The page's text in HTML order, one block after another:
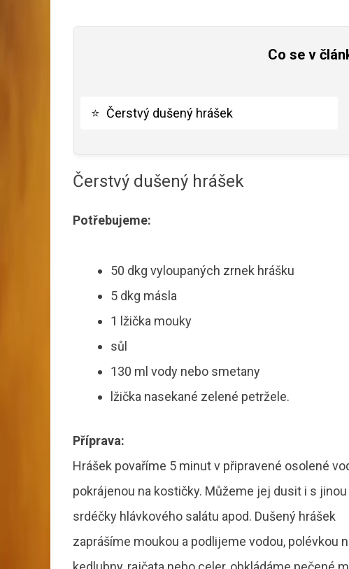
Co se v
⭐ Čerstvý dušený hrášek
Čerstvý dušený hrášek
Potřebujeme:
50 dkg vyloupaných zrnek hrášku
5 dkg másla
1 lžička mouky
sůl
130 ml vody nebo smetany
lžička nasekané zelené petržele.
Příprava:
Hrášek povaříme 5 minut v připravené osolené
pokrájenou na kostičky. Můžeme jej dusit i s
srdéčky hlávkového salátu apod. Dušený hrášek
zaprášíme moukou a podlijeme vodou, polévkou